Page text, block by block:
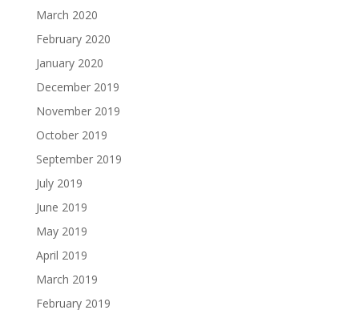
March 2020
February 2020
January 2020
December 2019
November 2019
October 2019
September 2019
July 2019
June 2019
May 2019
April 2019
March 2019
February 2019